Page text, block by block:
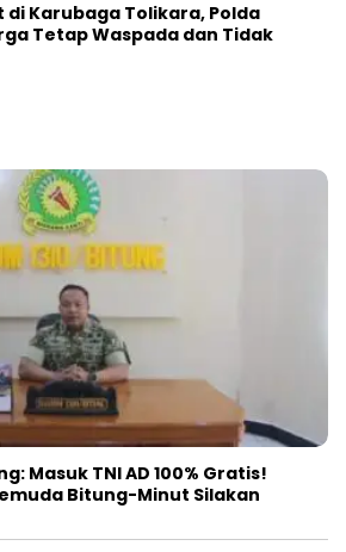
di Karubaga Tolikara, Polda
Tetap Waspada dan Tidak
Masuk TNI AD 100% Gratis!
Bitung-Minut Silakan